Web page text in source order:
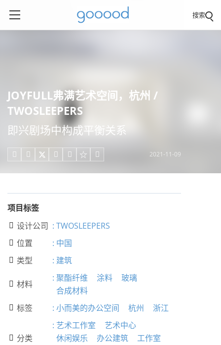
搜索
JOYFULL弗满艺术空间，杭州 /
TWOSLEEPERS
即兴剧场中构成平衡关系
     2021-11-09
项目标签
 设计公司 : TWOSLEEPERS
 位置 : 中国
 类型 : 建筑
 材料
: 聚酯纤维 涂料
玻璃
合成材料
 标签 : 小而美的办公空间 杭州 浙江
 分类
: 艺术工作室
艺术中心
休闲娱乐
办公建筑
工作室